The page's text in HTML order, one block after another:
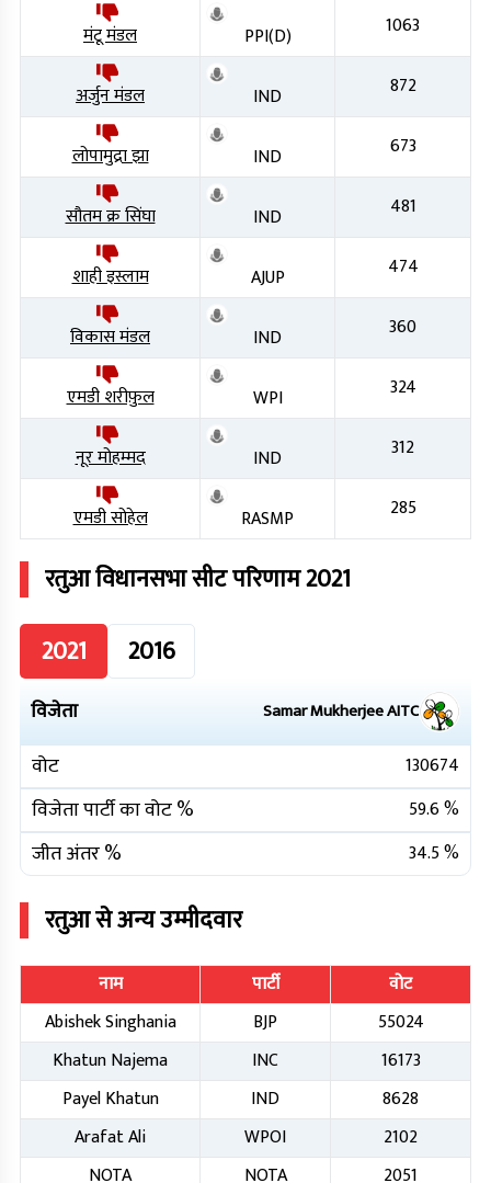
मंटू मंडल PPI(D) 1063
अर्जुन मंडल IND 872
लोपामुद्रा झा IND 673
सौतम क्र सिंघा IND 481
शाही इस्लाम AJUP 474
विकास मंडल IND 360
एमडी शरीफ़ुल WPI 324
नूर मोहम्मद IND 312
एमडी सोहेल RASMP 285
रतुआविधानसभा सीट परिणाम2021
2021
2016
विजेता Samar MukherjeeAITC
वोट 130674
विजेता पार्टी का वोट % 59.6%
जीत अंतर % 34.5%
रतुआसे अन्य उम्मीदवार
नाम पार्टी
वोट
Abishek Singhania
BJP
55024
Khatun Najema
INC
16173
Payel Khatun
IND
8628
Arafat Ali
WPOI
2102
NOTA
NOTA 2051